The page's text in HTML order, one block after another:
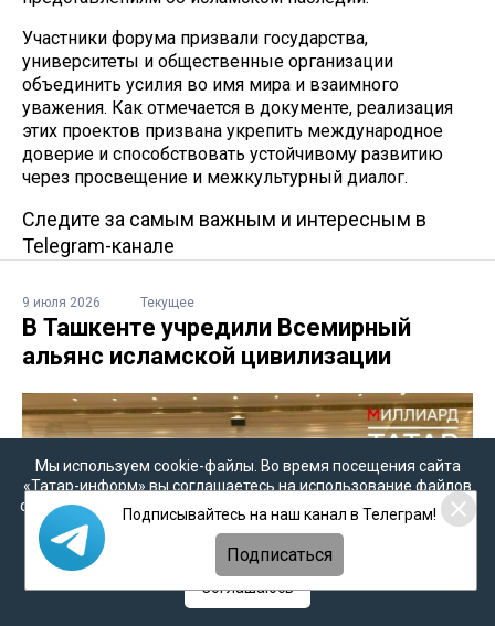
Участники форума призвали государства,
университеты и общественные организации
объединить усилия во имя мира и взаимного
уважения. Как отмечается в документе, реализация
этих проектов призвана укрепить международное
доверие и способствовать устойчивому развитию
через просвещение и межкультурный диалог.
Следите за самым важным и интересным в
Telegram-канале
9 июля 2026 Текущее
В Ташкенте учредили Всемирный
альянс исламской цивилизации
Мы используем cookie-файлы. Во время посещения сайта
«Татар-информ» вы соглашаетесь на использование файлов
cookie в соответствии с настоящим уведомлением, согласием
наобработку персональных данных,Политикой о
персональных данных
Политикой конфиденциальности
Соглашаюсь
Подписывайтесь на наш канал в Телеграм!
Подписаться